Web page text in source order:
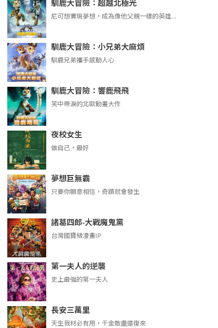
馴鹿大冒險：超越北極光
尼可想實現夢想，成為像他父親一樣的英雄…
馴鹿大冒險：小兄弟大麻煩
馴鹿兄弟攜手感動人心
馴鹿大冒險：響鹿飛飛
笑中帶淚的北歐動畫大作
夜校女生
做自己，最好
夢想巨無霸
只要你願意相信，奇蹟就會發生
諸葛四郎-大戰魔鬼黨
台灣國寶級漫畫IP
第一夫人的逆襲
史上最強的第一夫人
長安三萬里
天生我材必有用，千金散盡還復來